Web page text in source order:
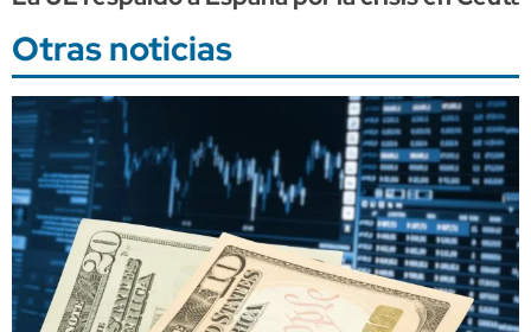
Otras noticias